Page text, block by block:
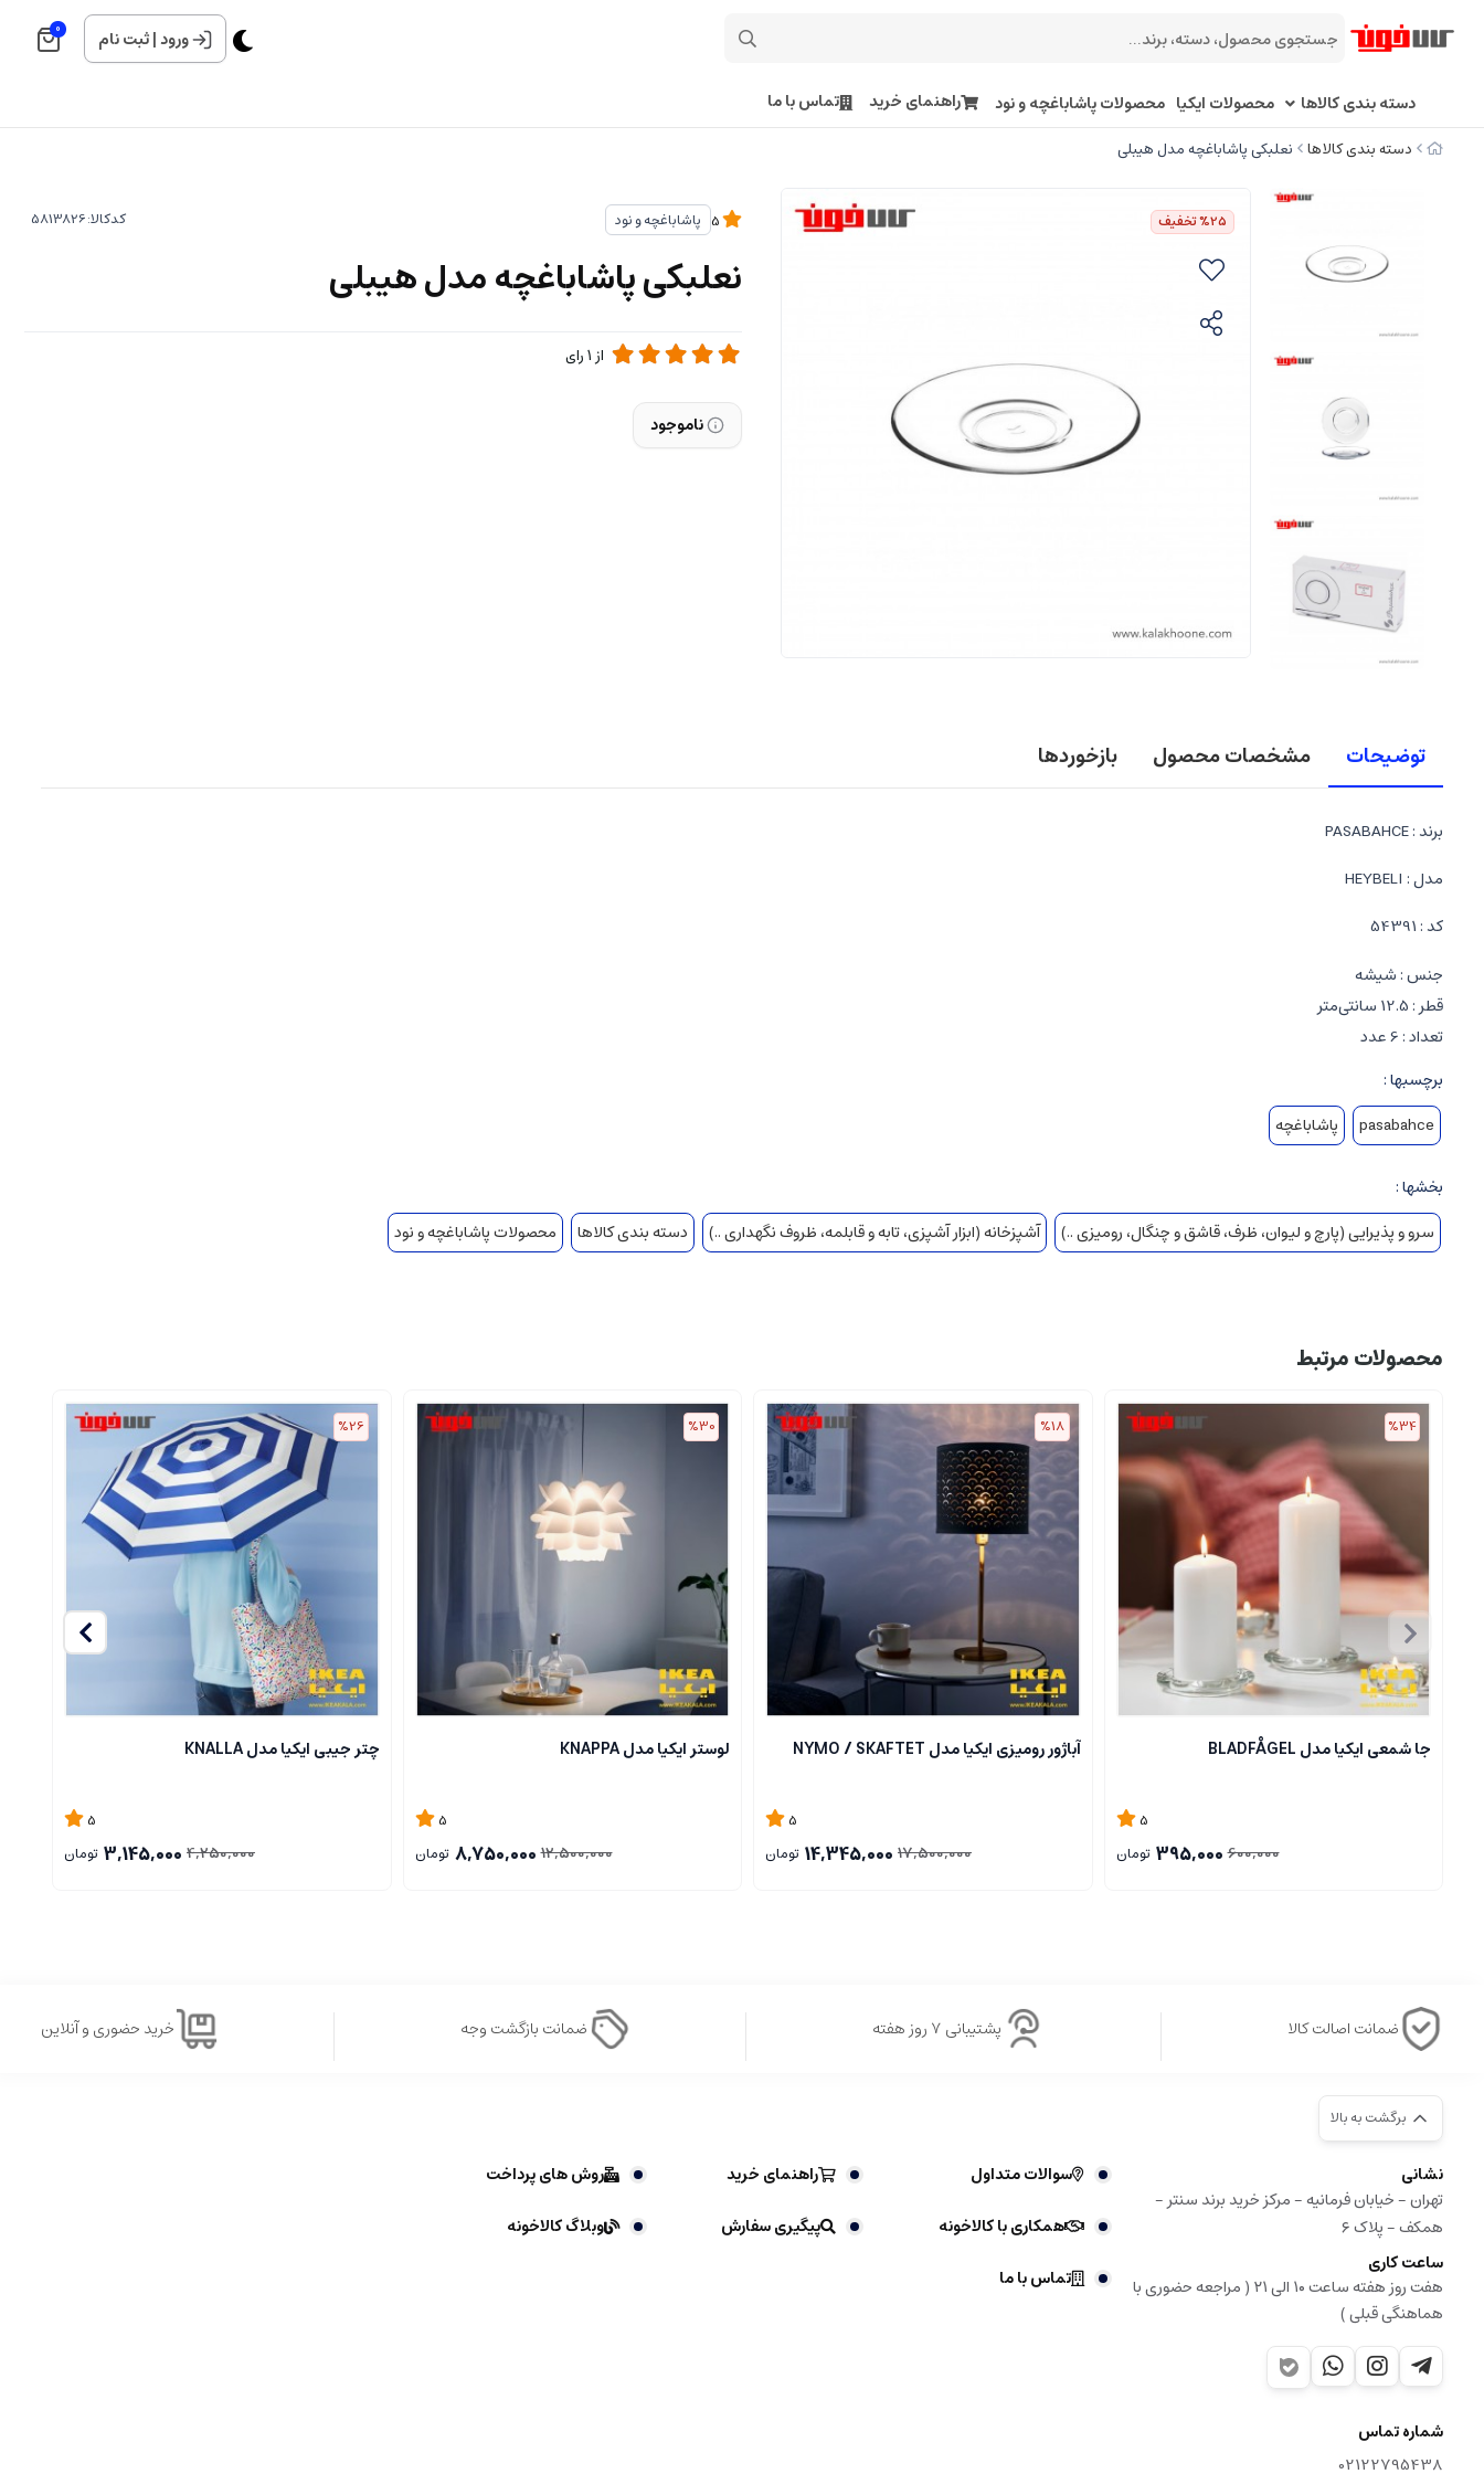
ورود|ثبت نام 0
دسته بندی کالاها محصولات ایکیا محصولات پاشاباغچه و نود راهنمای خرید تماس با ما
دسته بندی کالاها نعلبکی پاشاباغچه مدل هیبلی
%25تخفیف پاشاباغچه و نود کدکالا:
نعلبکی پاشاباغچه مدل هیبلی
از1رای
ناموجود
توضیحات مشخصات محصول بازخوردها
برند : PASABAHCE
مدل : HEYBELI
کد : 54391
جنس : شیشه
قطر : 12.5 سانتی‌متر
تعداد : 6 عدد
برچسبها :
pasabahce
پاشاباغچه
بخشها :
سرو و پذیرایی (پارچ و لیوان، ظرف، قاشق و چنگال، رومیزی ..)
آشپزخانه (ابزار آشپزی، تابه و قابلمه، ظروف نگهداری ..) دسته بندی کالاها محصولات پاشاباغچه و نود
محصولات مرتبط
%34
جا شمعی ایکیا مدل BLADFÅGEL
5
600,000
395,000 تومان
%18
آباژور رومیزی ایکیا مدل NYMO / SKAFTET
5
17,500,000
14,345,000 تومان
%30
لوستر ایکیا مدل KNAPPA
5
12,500,000
8,750,000 تومان
%26
چتر جیبی ایکیا مدل KNALLA
5
4,250,000
3,145,000 تومان
ضمانت اصالت کالا پشتیبانی ۷ روز هفته ضمانت بازگشت وجه خرید حضوری و آنلاین
برگشت به بالا
نشانی
تهران - خیابان فرمانیه - مرکز خرید برند سنتر -
همکف - پلاک ۶
ساعت کاری
هفت روز هفته ساعت ۱۰ الی ۲۱ ( مراجعه حضوری با
هماهنگی قبلی )
شماره تماس
02122795438
سوالات متداول راهنمای خرید
روش های پرداخت
همکاری با کالاخونه
پیگیری سفارش
وبلاگ کالاخونه
تماس با ما